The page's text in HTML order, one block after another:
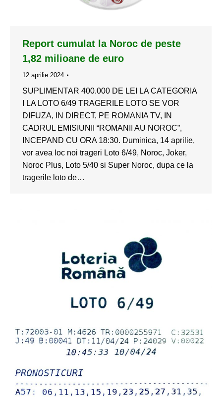
Report cumulat la Noroc de peste
1,82 milioane de euro
12 aprilie 2024
SUPLIMENTAR 400.000 DE LEI LA CATEGORIA
I LA LOTO 6/49 TRAGERILE LOTO SE VOR
DIFUZA, IN DIRECT, PE ROMANIA TV, IN
CADRUL EMISIUNII “ROMANII AU NOROC”,
INCEPAND CU ORA 18:30. Duminica, 14 aprilie,
vor avea loc noi trageri Loto 6/49, Noroc, Joker,
Noroc Plus, Loto 5/40 si Super Noroc, dupa ce la
tragerile loto de…